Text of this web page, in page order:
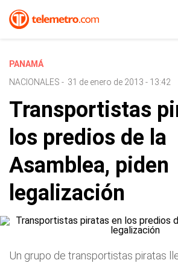
PANAMÁ
NACIONALES - 31 de enero de 2013 - 13:42
Transportistas
los predios de la
Asamblea, piden
legalización
Un grupo de transportistas piratas